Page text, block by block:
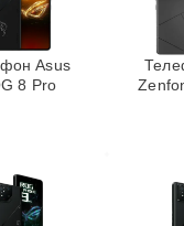
Asus
8 Pro